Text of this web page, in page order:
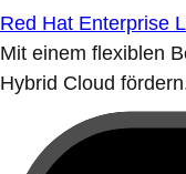
Red Hat Enterprise
Mit einem flexiblen
Hybrid Cloud